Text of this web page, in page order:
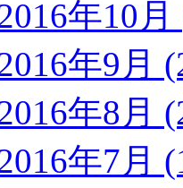
年10月
年9月
年8月
年7月